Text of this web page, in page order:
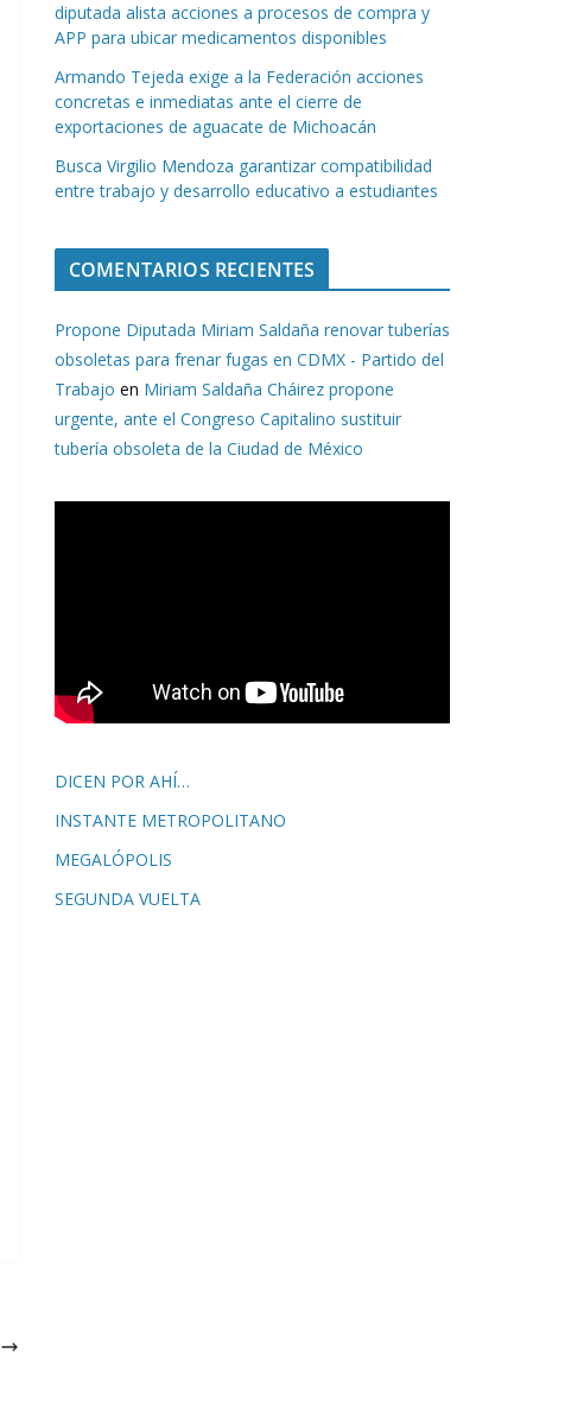
diputada alista acciones a procesos de compra y
APP para ubicar medicamentos disponibles
Armando Tejeda exige a la Federación acciones
concretas e inmediatas ante el cierre de
exportaciones de aguacate de Michoacán
Busca Virgilio Mendoza garantizar compatibilidad
entre trabajo y desarrollo educativo a estudiantes
COMENTARIOS RECIENTES
Propone Diputada Miriam Saldaña renovar tuberías
obsoletas para frenar fugas en CDMX - Partido del
Trabajo en Miriam Saldaña Cháirez propone
urgente, ante el Congreso Capitalino sustituir
tubería obsoleta de la Ciudad de México
DICEN POR AHÍ…
INSTANTE METROPOLITANO
MEGALÓPOLIS
SEGUNDA VUELTA